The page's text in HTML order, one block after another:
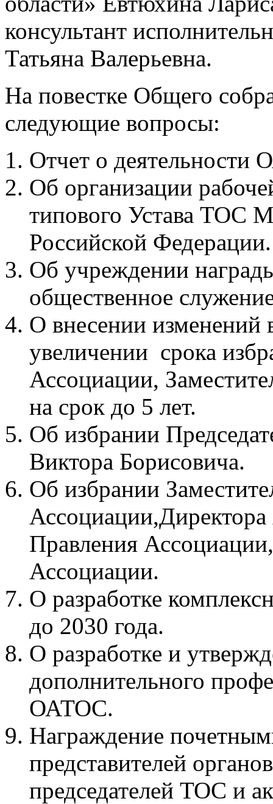
консультант
Татьяна Валерьевна.
На повестке Общего
следующие вопросы:
Отчет о деятельности
Об организации
типового Устава ТОС
Российской Федерации.
Об учреждении
общественное
О внесении
увеличении срока
Ассоциации,
на срок до 5 лет.
Об избрании
Виктора Борисовича.
Об избрании
Правления
Ассоциации.
О разработке
до 2030 года.
О разработке и
дополнительного
ОАТОС.
Награждение
представителей
председателей ТОС и